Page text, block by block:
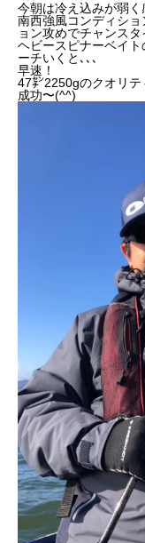
今朝は冷え込みが弱く
南西強風コンディシ
ョン攻めでチャンス
ヘビースピナーベイ
ーチいくと､､､
早速！
47㌢2250gのクオリ
成功〜(^^)